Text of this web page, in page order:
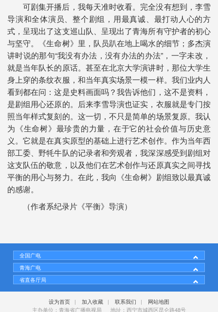
可剧集开播后，我每天准时收看。完全没有想到，李雪
导演和全体演员、整个剧组，用最真诚、最打动人心的方
式，呈现出了这支巡山队、呈现出了青海所有守护者的初心
与坚守。《生命树》里，队员趴在地上喝水的细节；多杰演
讲时说的那句“我没有办法，没有办法的办法”，一字未改，
就是当年队长的原话。甚至在北京大学演讲时，那位大学生
身上穿的条纹衣服，和当年真实场景一模一样。我们业内人
看到都在问：这是史料画面吗？我告诉他们，这不是资料，
是剧组用心还原的。后来李雪导演也证实，衣服就是专门按
照当年样式复刻的。这一切，不只是简单的场景复原。我认
为《生命树》最珍贵的力量，在于它的社会价值与历史意
义。它就是在真实原型的基础上进行艺术创作。作为当年西
部工委、野牦牛队的记录者和旁观者，我深深感受到剧组对
这支队伍的敬意，以及他们在艺术创作与还原真实之间寻找
平衡的用心与努力。在此，我向《生命树》剧组致以最真诚
的感谢。
（作者系纪录片《平衡》导演）
全国广电
青海广电
省直各厅局
设为首页 | 加入收藏 | 联系我们 | 网站地图
主办单位：青海省广播电视局 地址：西宁市城西区昆仑路48号